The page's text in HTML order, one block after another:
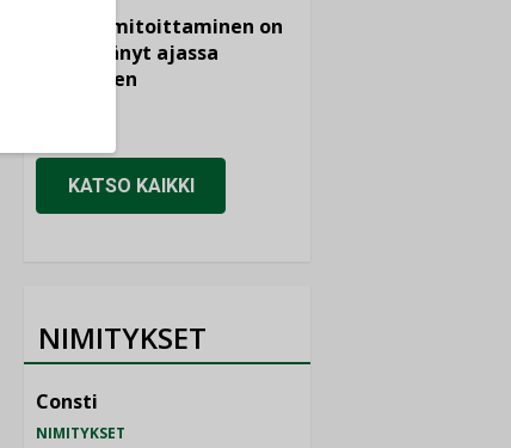
viemärimitoittaminen on
jämähtänyt ajassa
paikalleen
KATSO KAIKKI
NIMITYKSET
Consti
NIMITYKSET